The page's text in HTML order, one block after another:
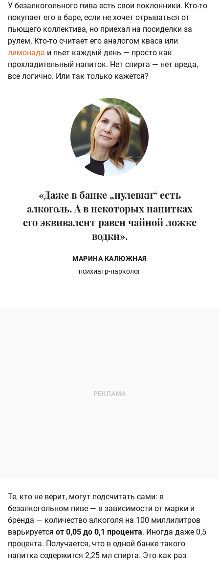
У безалкогольного пива есть свои поклонники. Кто-то
покупает его в баре, если не хочет отрываться от
пьющего коллектива, но приехал на посиделки за
рулем. Кто-то считает его аналогом кваса или
лимонада и пьет каждый день — просто как
прохладительный напиток. Нет спирта — нет вреда,
все логично. Или так только кажется?
«Даже в банке „нулевки“ есть
алкоголь. А в некоторых напитках
его эквивалент равен чайной ложке
водки».
МАРИНА КАЛЮЖНАЯ
психиатр-нарколог
Те, кто не верит, могут подсчитать сами: в
безалкогольном пиве — в зависимости от марки и
бренда — количество алкоголя на 100 миллилитров
варьируется от 0,05 до 0,1 процента. Иногда даже 0,5
процента. Получается, что в одной банке такого
напитка содержится 2,25 мл спирта. Это как раз